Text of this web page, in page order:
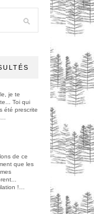
je te
Toi qui
été prescrite
de ce
que les
!…